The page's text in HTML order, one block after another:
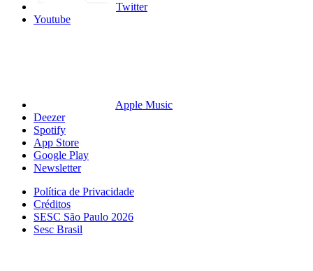
Twitter
Youtube
Apple Music
Deezer
Spotify
App Store
Google Play
Newsletter
Política de Privacidade
Créditos
SESC São Paulo 2026
Sesc Brasil